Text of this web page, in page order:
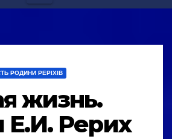
РОДИНИ РЕРІХІВ
жизнь.
Е.И. Рерих